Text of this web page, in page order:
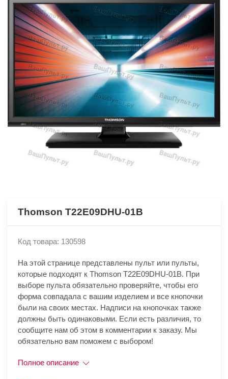
Thomson T22E09DHU-01B
Код товара: 130598
На этой странице представлены пульт или пульты,
которые подходят к Thomson T22E09DHU-01B. При
выборе пульта обязательно проверяйте, чтобы его
форма совпадала с вашим изделием и все кнопочки
были на своих местах. Надписи на кнопочках также
должны быть одинаковыми. Если есть различия, то
сообщите нам об этом в комментарии к заказу. Мы
обязательно вам поможем с выбором!
Полное описание